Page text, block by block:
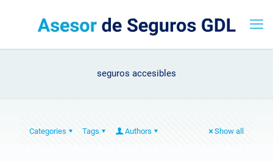
seguros accesibles
Categories Tags Authors Show all